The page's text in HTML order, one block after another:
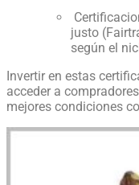
justo
según el
Invertir en estas
acceder a
mejores condiciones